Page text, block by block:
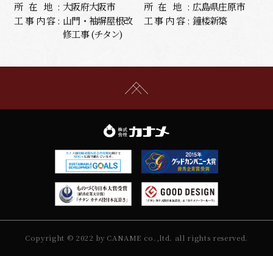
所在地: 大阪府大阪市
工事内容: 山門・袖塀屋根改
修工事 (チタン)
所在地: 広島県庄原市
工事内容: 鐘楼新築
Copyright © 2022 by CANAME co.,ltd. all rights reserved.